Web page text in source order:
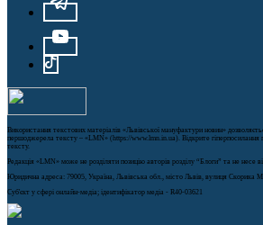
Використання текстових матеріалів «Львівської мануфактури новин»
першоджерела тексту – «LMN» (https://www.lmn.in.ua). Відкрите гіперпосилання
тексту.
Редакція «LMN» може не розділяти позицію авторів розділу “Блоги” та не несе
Юридична адреса: 79005, Україна, Львівська обл., місто Львів, вулиця Скорика
Cуб'єкт у сфері онлайн-медіа; ідентифікатор медіа - R40-03621